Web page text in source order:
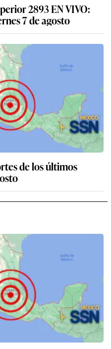
2893 EN VIVO:
7 de agosto
de los últimos